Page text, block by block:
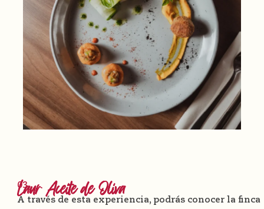
03
Laur Aceite de Oliva
A través de esta experiencia, podrás conocer la finca